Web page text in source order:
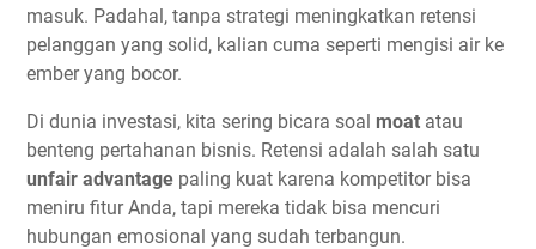
masuk. Padahal, tanpa strategi meningkatkan retensi
pelanggan yang solid, kalian cuma seperti mengisi air ke
ember yang bocor.
Di dunia investasi, kita sering bicara soal moat atau
benteng pertahanan bisnis. Retensi adalah salah satu
unfair advantage paling kuat karena kompetitor bisa
meniru fitur Anda, tapi mereka tidak bisa mencuri
hubungan emosional yang sudah terbangun.